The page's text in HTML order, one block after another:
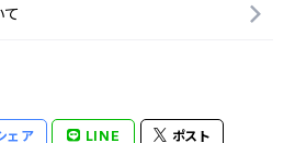
ェア LINE ポスト